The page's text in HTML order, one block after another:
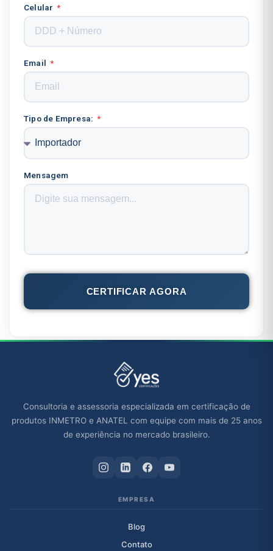
Celular
Email
Tipo de Empresa:
Mensagem
CERTIFICAR AGORA
Consultoria e assessoria especializada em certificação de
produtos INMETRO e ANATEL com equipe com mais de 25 anos
de experiência no mercado brasileiro.
EMPRESA
Blog
Contato